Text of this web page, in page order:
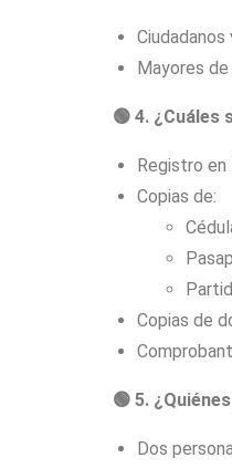
Mayores
🟢 4. ¿Cuáles
Registro en
Copias de:
Copias de
🟢 5.
Dos